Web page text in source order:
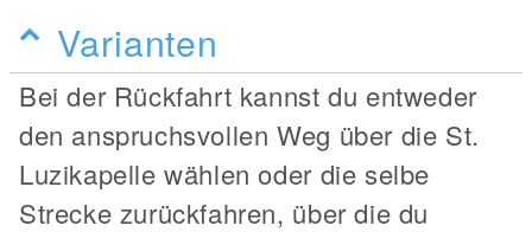
Varianten
Bei der Rückfahrt kannst du entweder
den anspruchsvollen Weg über die St.
Luzikapelle wählen oder die selbe
Strecke zurückfahren, über die du